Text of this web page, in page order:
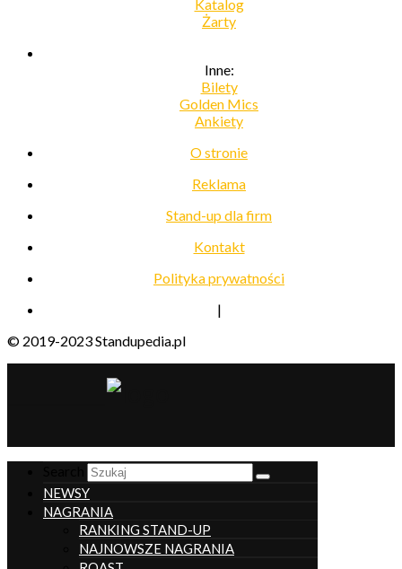
Katalog
Żarty
Inne:
Bilety
Golden Mics
Ankiety
O stronie
Reklama
Stand-up dla firm
Kontakt
Polityka prywatności
|
© 2019-2023 Standupedia.pl
NEWSY
NAGRANIA
RANKING STAND-UP
NAJNOWSZE NAGRANIA